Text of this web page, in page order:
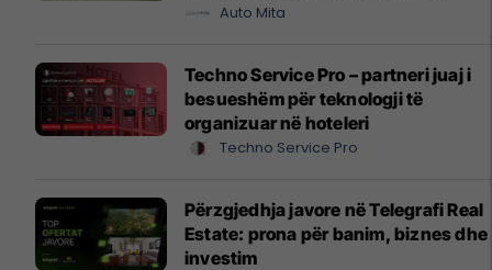
Auto Mita
Techno Service Pro – partneri juaj i
besueshëm për teknologji të
organizuar në hoteleri
Techno Service Pro
Përzgjedhja javore në Telegrafi Real
Estate: prona për banim, biznes dhe
investim